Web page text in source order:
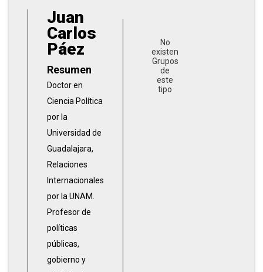
Juan
Carlos
Páez
Resumen
Doctor en
Ciencia Política
por la
Universidad de
Guadalajara,
Relaciones
Internacionales
por la UNAM.
Profesor de
políticas
públicas,
gobierno y
No
existen
Grupos
de
este
tipo